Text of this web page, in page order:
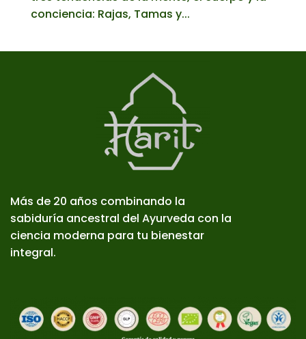
conciencia: Rajas, Tamas y...
Más de 20 años combinando la
sabiduría ancestral del Ayurveda con la
ciencia moderna para tu bienestar
integral.